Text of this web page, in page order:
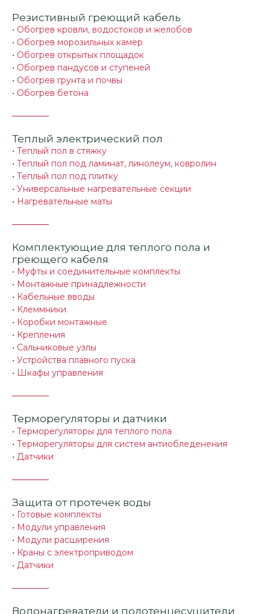
Резистивный греющий кабель
• Обогрев кровли, водостоков и желобов
• Обогрев морозильных камер
• Обогрев открытых площадок
• Обогрев пандусов и ступеней
• Обогрев грунта и почвы
• Обогрев бетона
Теплый электрический пол
• Теплый пол в стяжку
• Теплый пол под ламинат, линолеум, ковролин
• Теплый пол под плитку
• Универсальные нагревательные секции
• Нагревательные маты
Комплектующие для теплого пола и
греющего кабеля
• Муфты и соединительные комплекты
• Монтажные принадлежности
• Кабельные вводы
• Клеммники
• Коробки монтажные
• Крепления
• Сальниковые узлы
• Устройства плавного пуска
• Шкафы управления
Терморегуляторы и датчики
• Терморегуляторы для теплого пола
• Терморегуляторы для систем антиобледенения
• Датчики
Защита от протечек воды
• Готовые комплекты
• Модули управления
• Модули расширения
• Краны с электроприводом
• Датчики
Водонагреватели и полотенцесушители